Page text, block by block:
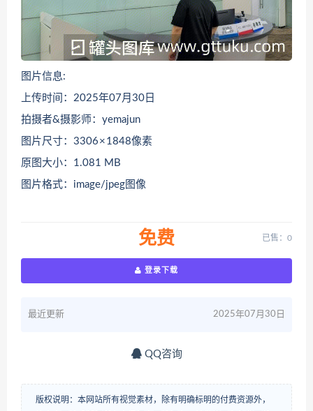
图片信息:
上传时间：2025年07月30日
拍摄者&摄影师：yemajun
图片尺寸：3306 × 1848像素
原图大小：1.081 MB
图片格式：image/jpeg图像
免费 已售：0
登录下载
最近更新 2025年07月30日
QQ咨询
版权说明：本网站所有视觉素材，除有明确标明的付费资源外，